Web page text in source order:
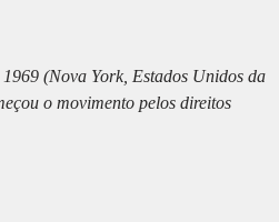
(Nova York, Estados Unidos da
o movimento pelos direitos